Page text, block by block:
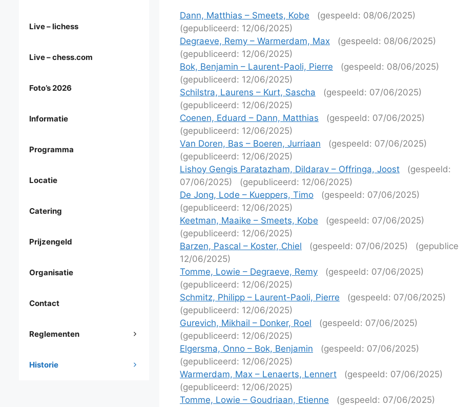
Dann, Matthias – Smeets, Kobe
(gespeeld: 08/06/2025)
(gepubliceerd: 12/06/2025)
Degraeve, Remy – Warmerdam, Max
(gespeeld: 08/06/2025)
(gepubliceerd: 12/06/2025)
Bok, Benjamin – Laurent-Paoli, Pierre
(gespeeld: 08/06/2025)
(gepubliceerd: 12/06/2025)
Schilstra, Laurens – Kurt, Sascha
(gespeeld: 07/06/2025)
(gepubliceerd: 12/06/2025)
Coenen, Eduard – Dann, Matthias
(gespeeld: 07/06/2025)
(gepubliceerd: 12/06/2025)
Van Doren, Bas – Boeren, Jurriaan
(gespeeld: 07/06/2025)
(gepubliceerd: 12/06/2025)
Lishoy Gengis Paratazham, Dildarav – Offringa, Joost
(gespeeld:
07/06/2025)
(gepubliceerd: 12/06/2025)
De Jong, Lode – Kueppers, Timo
(gespeeld: 07/06/2025)
(gepubliceerd: 12/06/2025)
Keetman, Maaike – Smeets, Kobe
(gespeeld: 07/06/2025)
(gepubliceerd: 12/06/2025)
Barzen, Pascal – Koster, Chiel
(gespeeld: 07/06/2025)
12/06/2025)
Tomme, Lowie – Degraeve, Remy
(gespeeld: 07/06/2025)
(gepubliceerd: 12/06/2025)
Schmitz, Philipp – Laurent-Paoli, Pierre
(gespeeld: 07/06/2025)
(gepubliceerd: 12/06/2025)
Gurevich, Mikhail – Donker, Roel
(gespeeld: 07/06/2025)
(gepubliceerd: 12/06/2025)
Elgersma, Onno – Bok, Benjamin
(gespeeld: 07/06/2025)
(gepubliceerd: 12/06/2025)
Warmerdam, Max – Lenaerts, Lennert
(gespeeld: 07/06/2025)
(gepubliceerd: 12/06/2025)
Tomme, Lowie – Goudriaan, Etienne
(gespeeld: 07/06/2025)
Live – lichess
Live – chess.com
Foto’s 2026
Informatie
Programma
Locatie
Catering
Prijzengeld
Organisatie
Contact
Reglementen
Historie